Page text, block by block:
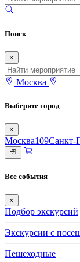
Поиск
×
Москва
Выберите город
×
Москва109Санкт-
Все события
×
Подбор экскурсий
Экскурсии с
Пешеходные